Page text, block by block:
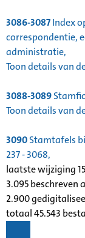
3086-3087Index
correspondentie,
administratie,
Toon details van
3088-3089
Toon details van
3090Stamtafels
237 - 3068,
laatste wijziging
3.095 beschreven
2.900
totaal 45.543